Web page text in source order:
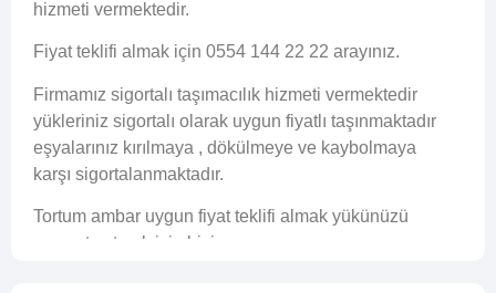
hizmeti vermektedir.
Fiyat teklifi almak için 0554 144 22 22 arayınız.
Firmamız sigortalı taşımacılık hizmeti vermektedir
yükleriniz sigortalı olarak uygun fiyatlı taşınmaktadır
eşyalarınız kırılmaya , dökülmeye ve kaybolmaya
karşı sigortalanmaktadır.
Tortum ambar uygun fiyat teklifi almak yükünüzü
ucuza taşıtmak için bizi arayınız.